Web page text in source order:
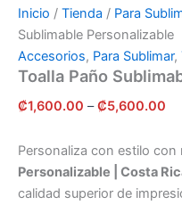
Inicio / Tienda / Para
Sublimable Personalizable
Accesorios, Para Sublimar,
Toalla Paño
₡1,600.00 – ₡5,600.00
Personaliza con estilo con
Personalizable | Costa
calidad superior de